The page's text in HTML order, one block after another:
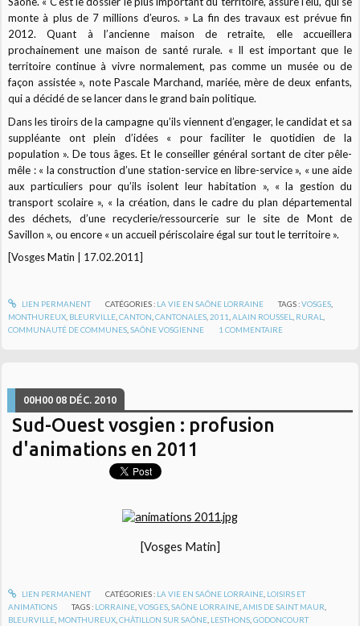
monte à plus de 7 millions d’euros. » La fin des travaux est prévue fin
2012. Quant à l’ancienne maison de retraite, elle accueillera
prochainement une maison de santé rurale. « Il est important que le
territoire continue à vivre normalement, pas comme un musée ou de
façon assistée », note Pascale Marchand, mariée, mère de deux enfants,
qui a décidé de se lancer dans le grand bain politique.
Dans les tiroirs de la campagne qu’ils viennent d’engager, le candidat et sa
suppléante ont plein d’idées « pour faciliter le quotidien de la
population ». De tous âges. Et le conseiller général sortant de citer pêle-
mêle : « la construction d’une station-service en libre-service », « une aide
aux particuliers pour qu’ils isolent leur habitation », « la gestion du
transport scolaire », « la création, dans le cadre du plan départemental
des déchets, d’une recyclerie/ressourcerie sur le site de Mont de
Savillon », ou encore « un accueil périscolaire égal sur tout le territoire ».
[Vosges Matin | 17.02.2011]
LIEN PERMANENT CATÉGORIES : LA VIE EN SAÔNE LORRAINE TAGS :VOSGES
MONTHUREUX BLEURVILLE ,CANTON ,CANTONALES ,2011 ,ALAIN ROUSSEL RURAL
COMMUNAUTÉ DE COMMUNES ,SAÔNE VOSGIENNE 1 COMMENTAIRE
00H00 08 DÉC. 2010
Sud-Ouest vosgien : profusion
d'animations en 2011
[Vosges Matin]
LIEN PERMANENT CATÉGORIES : LA VIE EN SAÔNE LORRAINE, LOISIRS ET
ANIMATIONS
TAGS : LORRAINE ,VOSGES ,SAÔNE LORRAINE ,AMIS DE SAINT MAUR
BLEURVILLE MONTHUREUX ,CHÂTILLON SUR SAÔNE LESTHONS ,GODONCOURT